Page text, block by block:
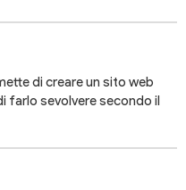
di creare un sito web
farlo sevolvere secondo il